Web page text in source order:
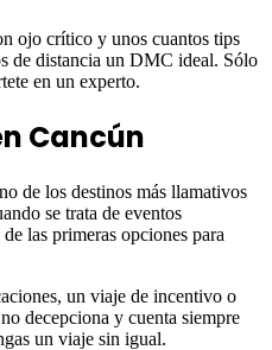
ojo crítico y unos cuantos tips
de distancia un DMC ideal. Sólo
en un experto.
Cancún
de los destinos más llamativos
se trata de eventos
las primeras opciones para
un viaje de incentivo o
decepciona y cuenta siempre
un viaje sin igual.